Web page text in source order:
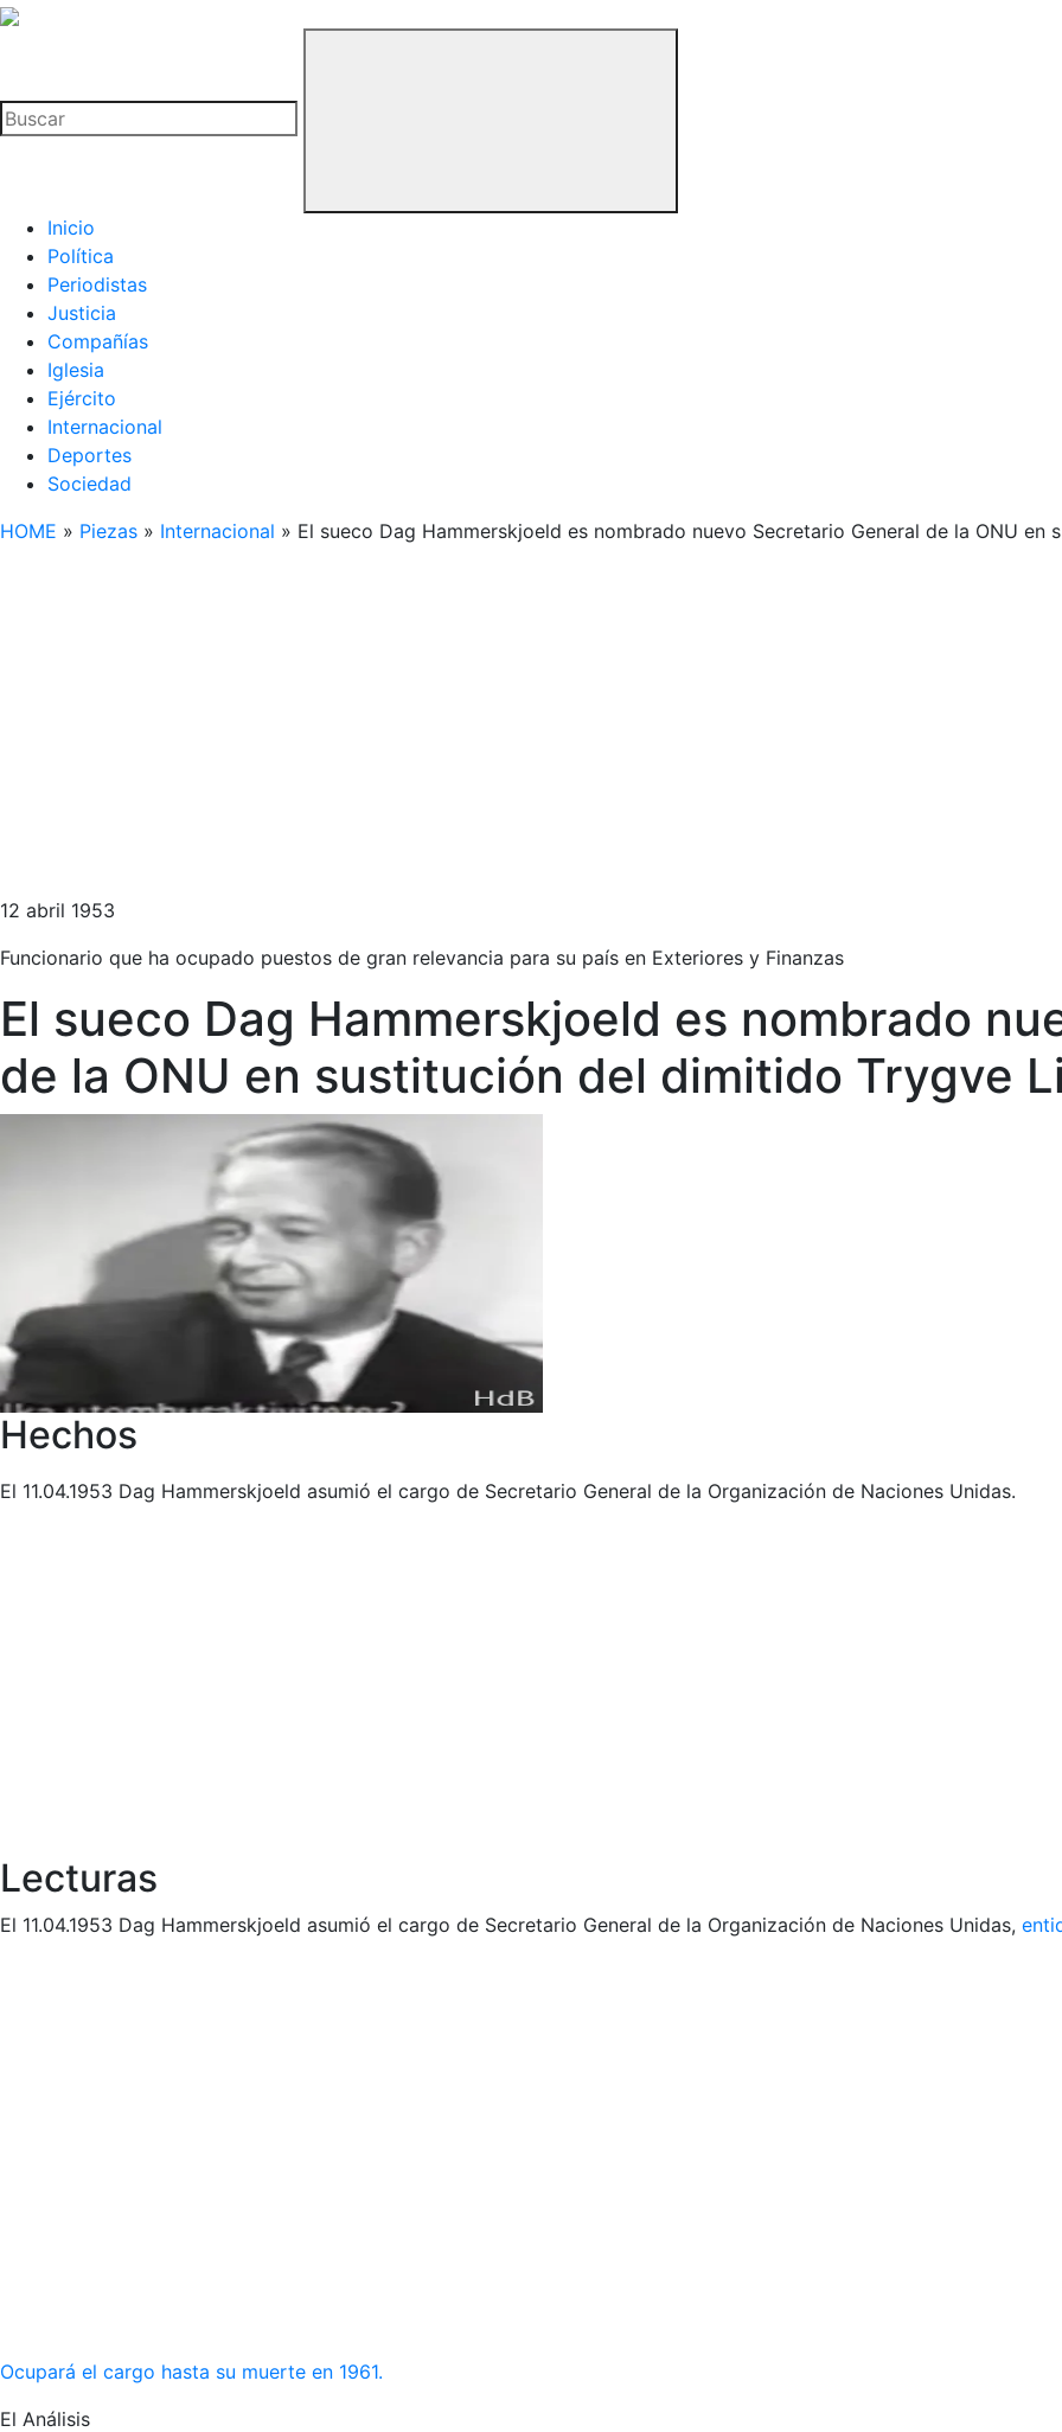
La
Buitre
Inicio
Política
Periodistas
Justicia
Compañías
Iglesia
Ejército
Internacional
Deportes
Sociedad
HOME » Piezas » Internacional » El sueco Dag Hammerskjoeld es nombrado nuevo Secretario General de la ONU
12 abril 1953
Funcionario que ha ocupado puestos de gran relevancia para su país en Exteriores y Finanzas
El sueco Dag Hammerskjoeld es nombrado
de la ONU en sustitución del dimitido Trygve
Hechos
El 11.04.1953 Dag Hammerskjoeld asumió el cargo de Secretario General de la Organización de Naciones Unidas.
Lecturas
El 11.04.1953 Dag Hammerskjoeld asumió el cargo de Secretario General de la Organización de Naciones Unidas,
Ocupará el cargo hasta su muerte en 1961.
El Análisis